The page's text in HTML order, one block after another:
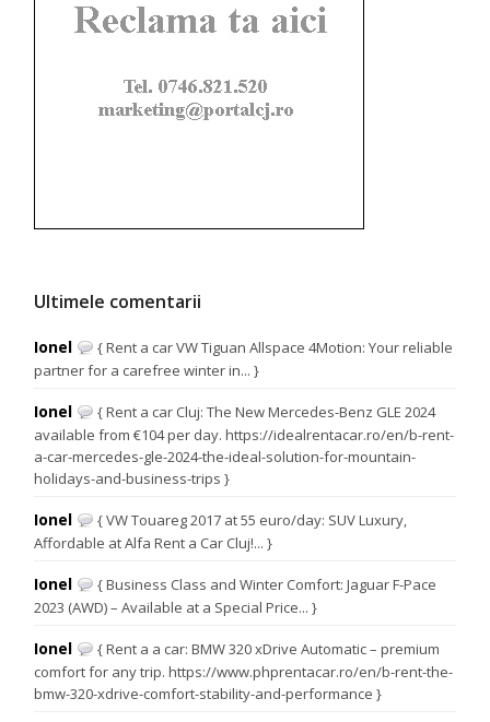
Ultimele comentarii
Ionel
{ Rent a car VW Tiguan Allspace 4Motion: Your reliable
partner for a carefree winter in... }
Ionel
{ Rent a car Cluj: The New Mercedes-Benz GLE 2024
available from €104 per day. https://idealrentacar.ro/en/b-rent-
a-car-mercedes-gle-2024-the-ideal-solution-for-mountain-
holidays-and-business-trips }
Ionel
{ VW Touareg 2017 at 55 euro/day: SUV Luxury,
Affordable at Alfa Rent a Car Cluj!... }
Ionel
{ Business Class and Winter Comfort: Jaguar F-Pace
2023 (AWD) – Available at a Special Price... }
Ionel
{ Rent a a car: BMW 320 xDrive Automatic – premium
comfort for any trip. https://www.phprentacar.ro/en/b-rent-the-
bmw-320-xdrive-comfort-stability-and-performance }